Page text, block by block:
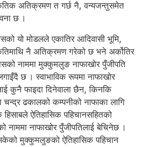
अतिक्रमण त गर्छ नै, वन्यजन्तुसमेत
छ ।
यो मोडलले एकातिर आदिवासी भूमि,
नै अतिक्रमण गरेको छ भने अर्कोतिर
नाममा मुक्कुमलुङ नाफाखोर पुँजीपति
लगाइँदै छ । स्वाभाविक रूपमा नाफाखोर
कुनै फाइदा दिनेवाला छैन, किनकि
ढकालको कम्पनीको नाफाका लागि
ऐतिहासिक पहिचानसहितको
नाफाखोर पुँजीपतिलाई बेचिनेछ ।
मुक्कुमलुङको ऐतिहासिक पहिचान